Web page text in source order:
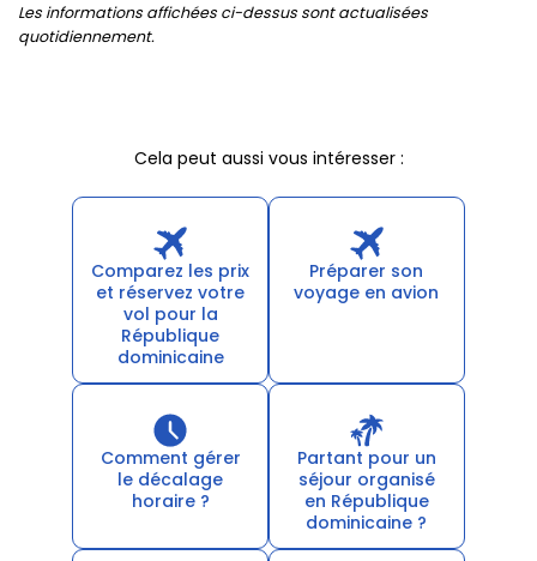
Les informations affichées ci-dessus sont actualisées
quotidiennement.
Comparez les prix
et réservez votre
vol pour la
République
dominicaine
Préparer son
Comment gérer
le décalage
Partant pour un
séjour organisé
en République
dominicaine ?